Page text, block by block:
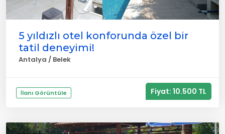
5 yıldızlı otel konforunda özel bir
tatil deneyimi!
Antalya / Belek
İlanı Görüntüle Fiyat: 10.500 TL